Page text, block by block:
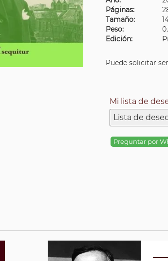
Páginas:
Tamaño:
Peso:
Edición:
Puede solicitar
Mi lista de
Lista de
Preguntar por